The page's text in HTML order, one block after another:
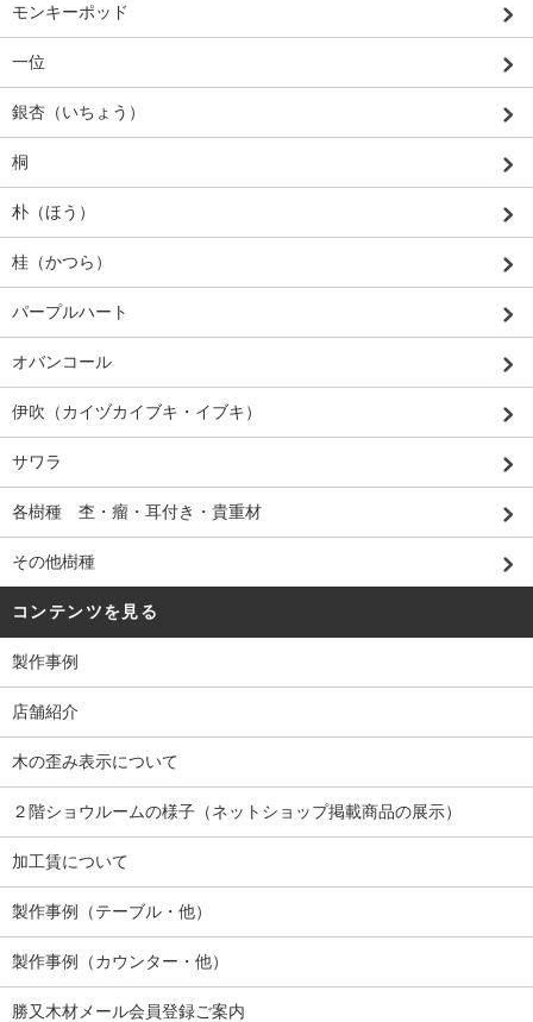
モンキーポッド
一位
銀杏（いちょう）
桐
朴（ほう）
桂（かつら）
パープルハート
オバンコール
伊吹（カイヅカイブキ・イブキ）
サワラ
各樹種 杢・瘤・耳付き・貴重材
その他樹種
コンテンツを見る
製作事例
店舗紹介
木の歪み表示について
２階ショウルームの様子（ネットショップ掲載商品の展示）
加工賃について
製作事例（テーブル・他）
製作事例（カウンター・他）
勝又木材メール会員登録ご案内